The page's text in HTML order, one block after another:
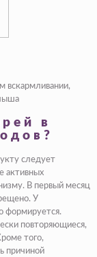
вскармливании,
в
следует
активных
В первый месяц
У
формируется.
повторяющиеся,
того,
причиной